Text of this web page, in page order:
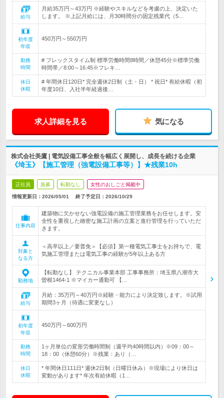
給与
月給35万円～43万円 ※経験やスキルなどを考慮の上、決定いた
します。 ※上記月給には、月30時間分の固定残業代（5…
初年度
年収
450万円～550万円
勤務
時間
# フレックスタイム制 標準労働時間8時間／休憩45分※標準労働
時間帯／8:00～16:45※フレキ…
休日
休暇
# 年間休日120日* 完全週休2日制（土・日） * 祝日* 有給休暇（初
年度10日、入社半年経過後…
求人詳細を見る 気になる
株式会社美鷹 | 電気設備工事全般を幅広く展開し、成長を続ける企業
《埼玉》【施工管理（強電設備工事等）】★残業10h
正社員 急募 転勤なし 女性のおしごと掲載中
情報更新日：2026/05/01 終了予定日： 2026/10/29
仕事内容
建築物に欠かせない強電設備の施工管理業務をお任せします。安
全性を重視した緻密な施工計画の立案と進行管理を行っていただ
きます。
対象と
なる方
＜高卒以上／要普免＞【必須】第一種電気工事士をお持ちで、電
気施工管理または電気工事の経験が5年以上ある方
勤務地
【転勤なし】 テクニカル事業本部 工事事務所：埼玉県八潮市大
曽根1464-1 ※マイカー通勤可 【…
給与
月給：35万円～40万円※経験・能力により決定致します。※試用
期間3ヶ月（待遇に変更なし）
初年度
年収
450万円～600万円
勤務
時間
1ヶ月単位の変形労働時間制（週平均40時間以内）※09：00～
18：00（休憩60分）※残業：あり（…
休日
休暇
* 年間休日111日* 週休2日制（日曜日休み）※現場により休日は
変動があります* 年次有給休暇（1…